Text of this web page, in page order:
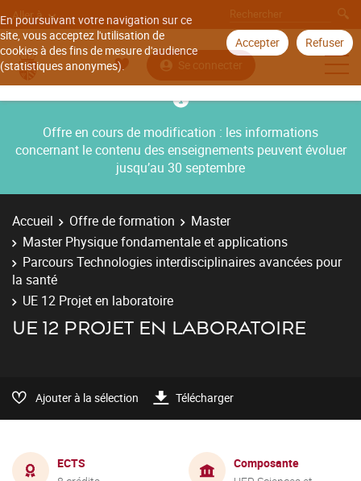
En poursuivant votre navigation sur ce
site, vous acceptez l'utilisation de
cookies à des fins de mesure d'audience
(statistiques anonymes).
Accepter Refuser
Aller à
Se connecter
Offre en cours de modification : les informations
concernant le contenu des enseignements peuvent évoluer
jusqu’au 30 septembre
Accueil Offre de formation
Master
Master Physique fondamentale et applications
Parcours Technologies interdisciplinaires avancées pour
la santé
UE 12 Projet en laboratoire
UE 12 PROJET EN LABORATOIRE
Ajouter à la sélection Télécharger
ECTS
Composante